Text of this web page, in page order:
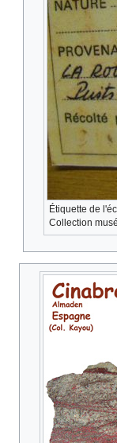
Étiquette de
Collection